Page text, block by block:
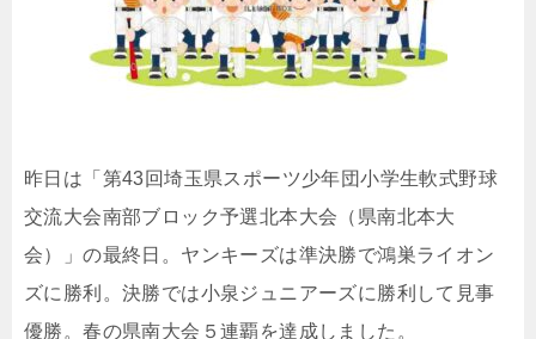
昨日は「第43回埼玉県スポーツ少年団小学生軟式野球
交流大会南部ブロック予選北本大会（県南北本大
会）」の最終日。ヤンキーズは準決勝で鴻巣ライオン
ズに勝利。決勝では小泉ジュニアーズに勝利して見事
優勝。春の県南大会５連覇を達成しました。